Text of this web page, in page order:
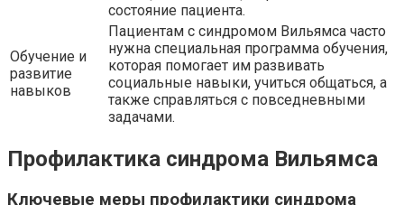
состояние пациента.
Обучение и
развитие
навыков
Пациентам с синдромом Вильямса часто
нужна специальная программа обучения,
которая помогает им развивать
социальные навыки, учиться общаться, а
также справляться с повседневными
задачами.
Профилактика синдрома Вильямса
Ключевые меры профилактики синдрома